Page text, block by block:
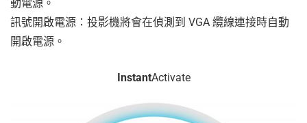
動電源。
訊號開啟電源：投影機將會在偵測到 VGA 纜線連接時自動
開啟電源。
InstantActivate